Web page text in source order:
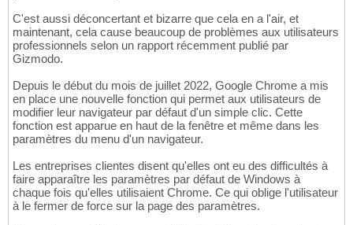
C'est aussi déconcertant et bizarre que cela en a l'air, et
maintenant, cela cause beaucoup de problèmes aux utilisateurs
professionnels selon un rapport récemment publié par
Gizmodo.
Depuis le début du mois de juillet 2022, Google Chrome a mis
en place une nouvelle fonction qui permet aux utilisateurs de
modifier leur navigateur par défaut d'un simple clic. Cette
fonction est apparue en haut de la fenêtre et même dans les
paramètres du menu d'un navigateur.
Les entreprises clientes disent qu'elles ont eu des difficultés à
faire apparaître les paramètres par défaut de Windows à
chaque fois qu'elles utilisaient Chrome. Ce qui oblige l'utilisateur
à le fermer de force sur la page des paramètres.